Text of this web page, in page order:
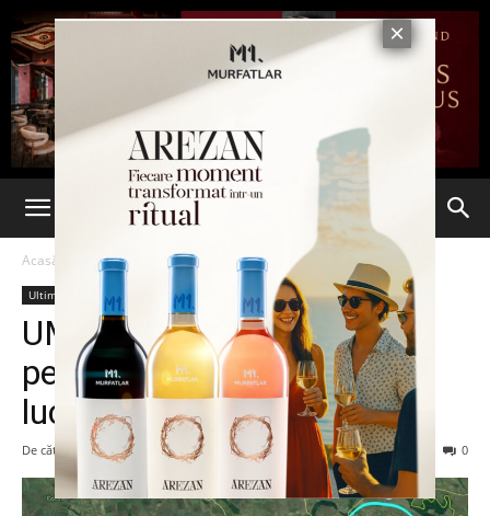
Acasă Ultima oră
Ultima oră
UMB a câştigat licitaţia
pentru 30 km din A8: vor fi
lucrări şi în jud. Iaşi
De către Eva MIRON 20 iulie 2023 0
1015